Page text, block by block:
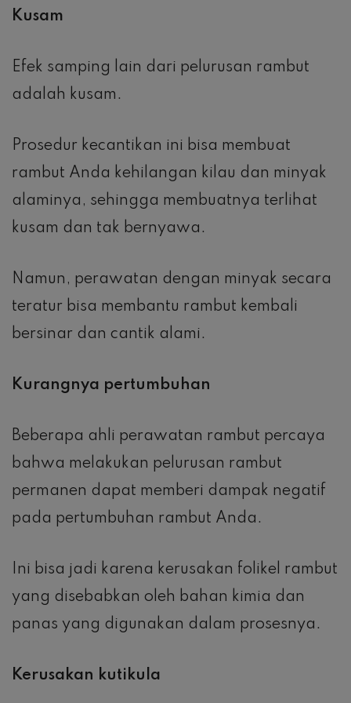
Kusam
Efek samping lain dari pelurusan rambut
adalah kusam.
Prosedur kecantikan ini bisa membuat
rambut Anda kehilangan kilau dan minyak
alaminya, sehingga membuatnya terlihat
kusam dan tak bernyawa.
Namun, perawatan dengan minyak secara
teratur bisa membantu rambut kembali
bersinar dan cantik alami.
Kurangnya pertumbuhan
Beberapa ahli perawatan rambut percaya
bahwa melakukan pelurusan rambut
permanen dapat memberi dampak negatif
pada pertumbuhan rambut Anda.
Ini bisa jadi karena kerusakan folikel rambut
yang disebabkan oleh bahan kimia dan
panas yang digunakan dalam prosesnya.
Kerusakan kutikula